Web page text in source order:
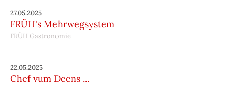
27.05.2025
FRÜH's Mehrwegsystem
FRÜH Gastronomie
22.05.2025
Chef vum Deens ...